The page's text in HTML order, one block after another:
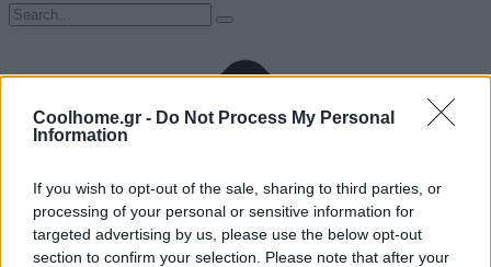
Coolhome.gr - Do Not Process My Personal
Information
If you wish to opt-out of the sale, sharing to third parties, or
processing of your personal or sensitive information for
targeted advertising by us, please use the below opt-out
section to confirm your selection. Please note that after your